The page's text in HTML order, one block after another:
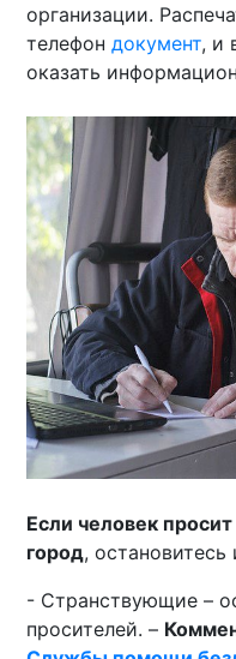
организации.
телефондокумент, и
оказать
Если человек
город,
- Странствующие –
просителей. –